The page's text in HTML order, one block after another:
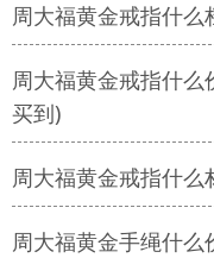
周大福黄金戒指什
周大福黄金戒指什
买到)
周大福黄金戒指什
周大福黄金手绳什